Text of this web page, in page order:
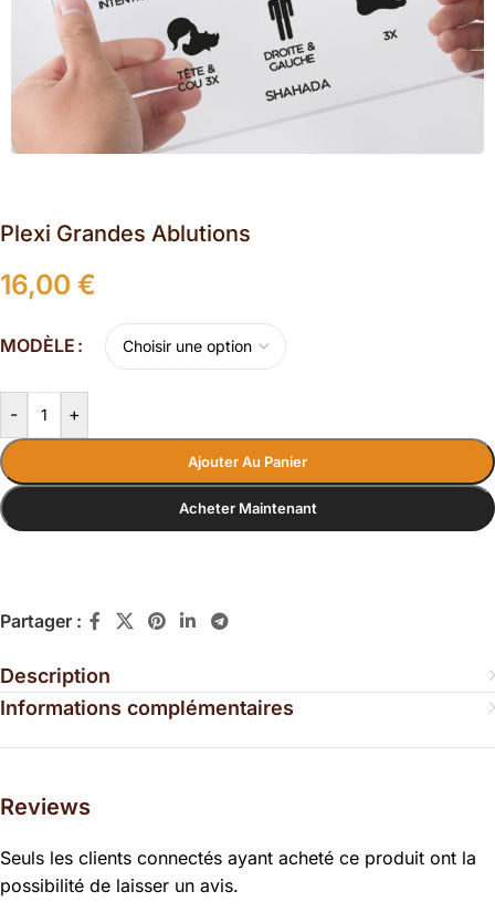
Plexi Grandes Ablutions
16,00 €
MODÈLE
- +
Ajouter Au Panier
Acheter Maintenant
Partager :
Description
Informations complémentaires
Reviews
Seuls les clients connectés ayant acheté ce produit ont la
possibilité de laisser un avis.